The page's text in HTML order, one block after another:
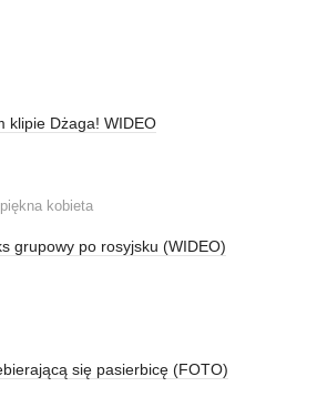
klipie Dżaga! WIDEO
kobieta
grupowy po rosyjsku (WIDEO)
się pasierbicę (FOTO)